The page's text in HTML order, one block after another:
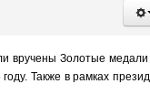
вручены Золотые
Также в рамках